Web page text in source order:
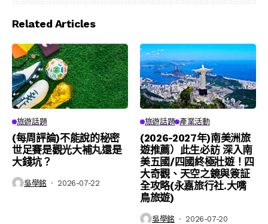
Related Articles
旅遊話題
(每周評論)不能說的秘密
世足賽是觀光大補丸還是
大錢坑？
吳學銘 2026-07-22
旅遊話題 產業活動
(2026-2027年)南美洲旅
遊推薦）此生必訪 深入南
美五國/四國終極壯遊！四
大奇觀、天空之鏡與簽証
全攻略(永嘉旅行社.大嘴
鳥旅遊)
吳學銘 2026-07-20